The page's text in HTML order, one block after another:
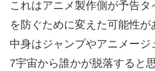
これはアニメ製作側が予告
を防ぐために変えた可能性が
中身はジャンプやアニメー
7宇宙から誰かが脱落すると